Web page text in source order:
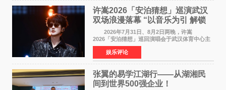
许嵩2026「安泊猜想」巡演武汉
双场浪漫落幕 “以音乐为引 解锁
江城记忆”
2026年7月31日、8月2日两晚，许嵩
2026「安泊猜想」巡回演唱会于武汉体育中心主
体育场盛大开唱。许嵩与数万歌迷在此相聚，从
浪漫惬意的舞台设计到充满诚意与惊喜的现场互
动，共同开启了一场关于
娱乐评论
张翼的易学江湖行——从湖湘民
间到世界500强企业！